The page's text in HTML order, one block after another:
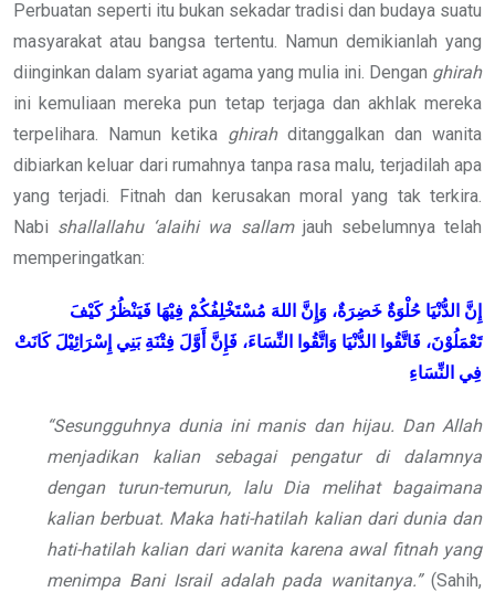
Perbuatan seperti itu bukan sekadar tradisi dan budaya suatu
masyarakat atau bangsa tertentu. Namun demikianlah yang
diinginkan dalam syariat agama yang mulia ini. Dengan ghirah
ini kemuliaan mereka pun tetap terjaga dan akhlak mereka
terpelihara. Namun ketika ghirahditanggalkan dan wanita
dibiarkan keluar dari rumahnya tanpa rasa malu, terjadilah apa
yang terjadi. Fitnah dan kerusakan moral yang tak terkira.
Nabi shallallahu ‘alaihi wa sallamjauh sebelumnya telah
memperingatkan:
إِنَّ الدُّنْيَا حُلْوَةٌ خَضِرَةٌ، وَإِنَّ اللهَ مُسْتَخْلِفُكُمْ فِيْهَا فَيَنْظُرُ كَيْفَ
تَعْمَلُوْنَ، فَاتَّقُوا الدُّنْيَا وَاتَّقُوا النِّسَاءَ، فَإِنَّ أَوَّلَ فِتْنَةِ بَنِي إِسْرَائِيْلَ كَانَتْ
فِي النِّسَاءِ
“Sesungguhnya dunia ini manis dan hijau. Dan Allah
menjadikan kalian sebagai pengatur di dalamnya
dengan turun-temurun, lalu Dia melihat bagaimana
kalian berbuat. Maka hati-hatilah kalian dari dunia dan
hati-hatilah kalian dari wanita karena awal fitnah yang
menimpa Bani Israil adalah pada wanitanya.”(Sahih,